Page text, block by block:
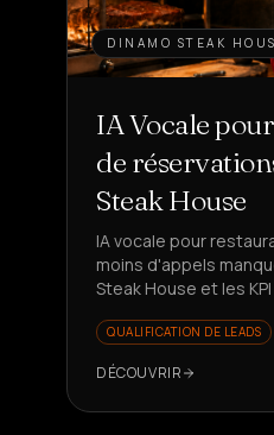
DINAMO STEAK
IA Vocale
de
Steak House
IA vocale pour
moins d'appels
Steak House et les
QUALIFICATION DE LEADS
DÉCOUVRIR